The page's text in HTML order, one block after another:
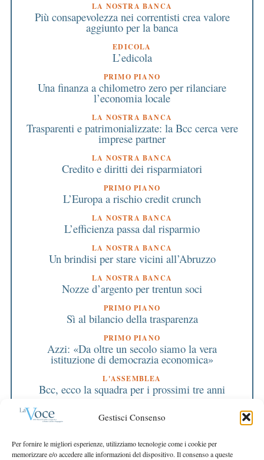
Gestisci Consenso
Per fornire le migliori esperienze, utilizziamo tecnologie come i cookie per
memorizzare e/o accedere alle informazioni del dispositivo. Il consenso a queste
LA NOSTRA BANCA
Più consapevolezza nei correntisti crea valore
aggiunto per la banca
EDICOLA
L’edicola
PRIMO PIANO
Una finanza a chilometro zero per rilanciare
l’economia locale
LA NOSTRA BANCA
Trasparenti e patrimonializzate: la Bcc cerca vere
imprese partner
LA NOSTRA BANCA
Credito e diritti dei risparmiatori
PRIMO PIANO
L’Europa a rischio credit crunch
LA NOSTRA BANCA
L’efficienza passa dal risparmio
LA NOSTRA BANCA
Un brindisi per stare vicini all’Abruzzo
LA NOSTRA BANCA
Nozze d’argento per trentun soci
PRIMO PIANO
Sì al bilancio della trasparenza
PRIMO PIANO
Azzi: «Da oltre un secolo siamo la vera
istituzione di democrazia economica»
L'ASSEMBLEA
Bcc, ecco la squadra per i prossimi tre anni
CdA, una promozione a pieni voti
Bcc, un laboratorio per il futuro